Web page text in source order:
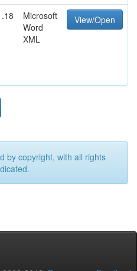
Microsoft
Word
XML
View/Open
by copyright, with all rights